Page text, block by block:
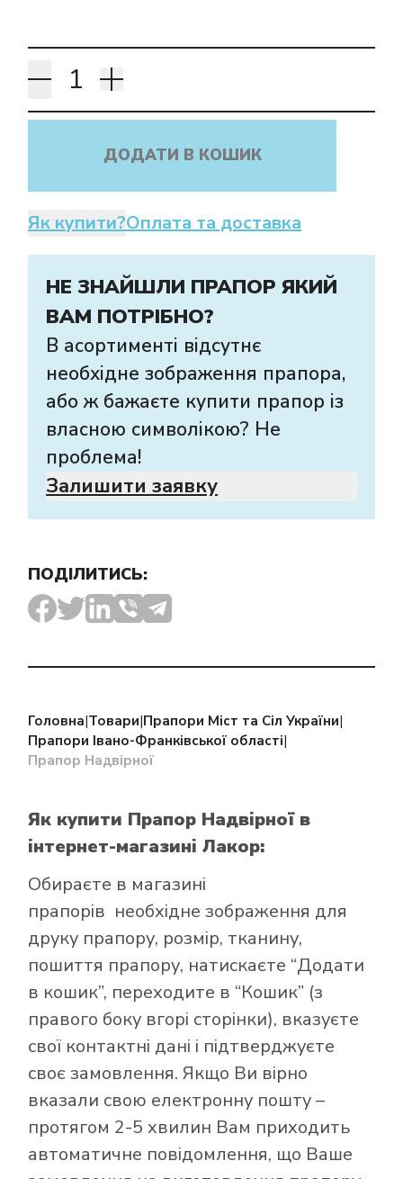
ДОДАТИ В КОШИК
Як купити?Оплата та доставка
НЕ ЗНАЙШЛИ ПРАПОР ЯКИЙ
ВАМ ПОТРІБНО?
В асортименті відсутнє
необхідне зображення прапора,
або ж бажаєте купити прапор із
власною символікою? Не
проблема!
Залишити заявку
ПОДІЛИТИСЬ:
Головна|Товари|Прапори Міст та Сіл України|
Прапори Івано-Франківської області|
Прапор Надвірної
Як купити Прапор Надвірної в
інтернет-магазині Лакор:
Обираєте в магазині
прапорів необхідне зображення для
друку прапору, розмір, тканину,
пошиття прапору, натискаєте “Додати
в кошик”, переходите в “Кошик” (з
правого боку вгорі сторінки), вказуєте
свої контактні дані і підтверджуєте
своє замовлення. Якщо Ви вірно
вказали свою електронну пошту –
протягом 2-5 хвилин Вам приходить
автоматичне повідомлення, що Ваше